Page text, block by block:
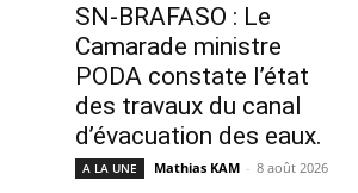
SN-BRAFASO : Le
Camarade ministre
PODA constate l’état
des travaux du canal
d’évacuation des eaux.
A LA UNE Mathias KAM - 8 août 2026